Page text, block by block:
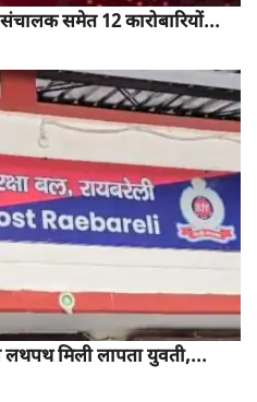
समेत 12 कारोबारियों...
लथपथ मिली लापता युवती,...